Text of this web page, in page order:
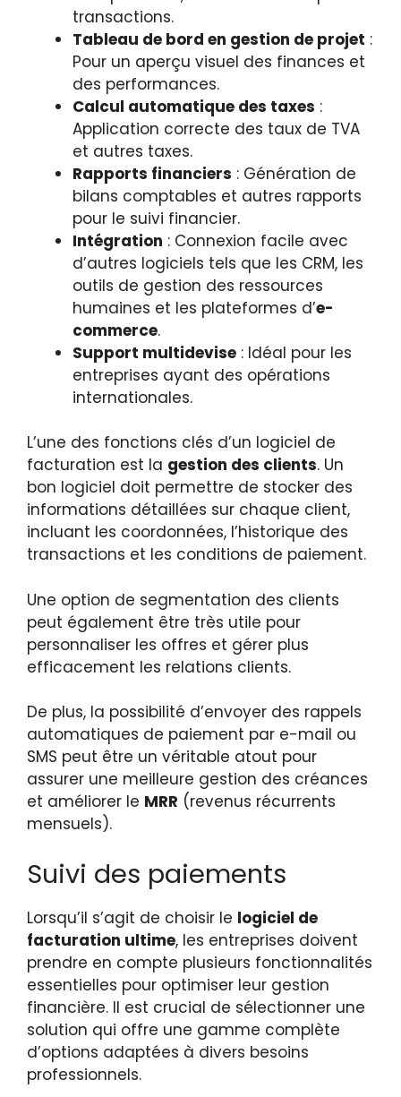
transactions.
Tableau de bord en gestion de projet :
Pour un aperçu visuel des finances et
des performances.
Calcul automatique des taxes :
Application correcte des taux de TVA
et autres taxes.
Rapports financiers : Génération de
bilans comptables et autres rapports
pour le suivi financier.
Intégration : Connexion facile avec
d’autres logiciels tels que les CRM, les
outils de gestion des ressources
humaines et les plateformes d’e-
commerce.
Support multidevise : Idéal pour les
entreprises ayant des opérations
internationales.
L’une des fonctions clés d’un logiciel de
facturation est la gestion des clients. Un
bon logiciel doit permettre de stocker des
informations détaillées sur chaque client,
incluant les coordonnées, l’historique des
transactions et les conditions de paiement.
Une option de segmentation des clients
peut également être très utile pour
personnaliser les offres et gérer plus
efficacement les relations clients.
De plus, la possibilité d’envoyer des rappels
automatiques de paiement par e-mail ou
SMS peut être un véritable atout pour
assurer une meilleure gestion des créances
et améliorer le MRR (revenus récurrents
mensuels).
Suivi des paiements
Lorsqu’il s’agit de choisir le logiciel de
facturation ultime, les entreprises doivent
prendre en compte plusieurs fonctionnalités
essentielles pour optimiser leur gestion
financière. Il est crucial de sélectionner une
solution qui offre une gamme complète
d’options adaptées à divers besoins
professionnels.